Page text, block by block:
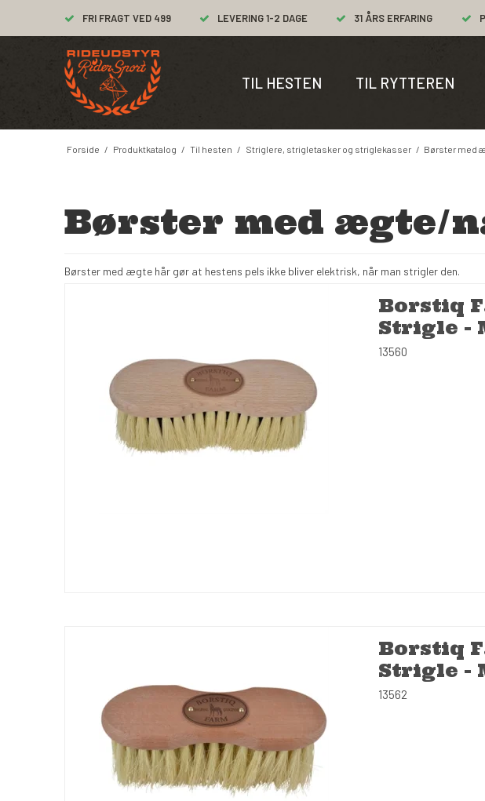
FRI FRAGT VED 499 LEVERING 1-2 DAGE 31 ÅRS ERFARING
TIL HESTEN TIL RYTTEREN
Forside / Produktkatalog / Til hesten / Striglere, strigletasker og striglekasser / Børster med
Børster med ægte/
Børster med ægte hår gør at hestens pels ikke bliver elektrisk, når man strigler den.
Borstiq
Strigle -
13560
Borstiq
Strigle -
13562